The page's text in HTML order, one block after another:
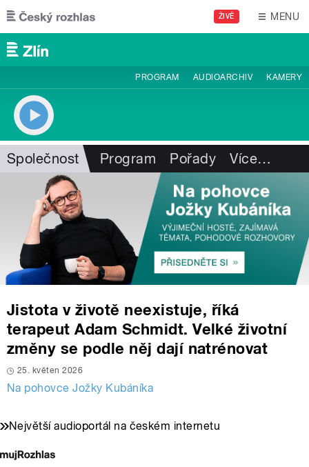
Přejít k hlavnímu obsahu
ŽIVĚ MENU
PROGRAM AUDIOARCHIV KAMERY
Společnost Program Pořady Více…
Jistota v životě neexistuje, říká
terapeut Adam Schmidt. Velké životní
změny se podle něj dají natrénovat
25. květen 2026
Na pohovce Jožky Kubáníka
Největší audioportál na českém internetu